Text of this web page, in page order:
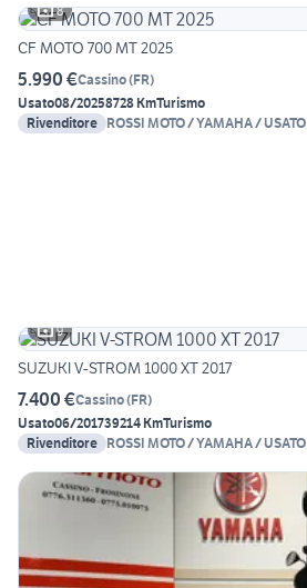
8
CF MOTO 700 MT 2025
5.990 €Cassino(FR)
Usato08/20258728 KmTurismo
Rivenditore ROSSI MOTO / YAMAHA / USATO
9
SUZUKI V-STROM 1000 XT 2017
7.400 €Cassino(FR)
Usato06/201739214 KmTurismo
Rivenditore ROSSI MOTO / YAMAHA / USATO